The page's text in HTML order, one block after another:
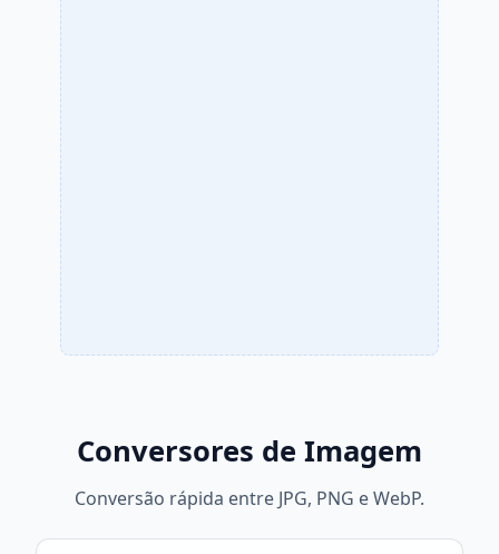
Conversores de Imagem
Conversão rápida entre JPG, PNG e WebP.